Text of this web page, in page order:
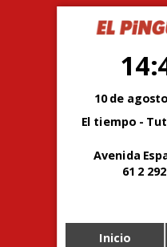
10 de
El tiempo -
Avenida
61 2
Inicio